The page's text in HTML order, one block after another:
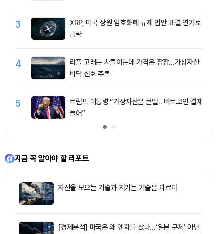
3
XRP, 미국 상원 암호화폐 규제 법안 표결 연기로
급락
4
리플 고래는 사들이는데 가격은 잠잠…가상자산
바닥 신호 주목
5
트럼프 대통령 “가상자산은 큰일…비트코인 결제
늘어”
지금 꼭 알아야 할 리포트
자산을 모으는 기술과 지키는 기술은 다르다
[경제분석] 미국은 왜 엔화를 샀나…‘일본 구제’ 아닌